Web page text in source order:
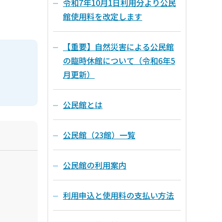
令和7年10月1日利用分より公民
館使用料を改定します
【重要】自然災害による公民館
の臨時休館について（令和6年5
月更新）
公民館とは
公民館（23館）一覧
公民館の利用案内
利用申込と使用料の支払い方法